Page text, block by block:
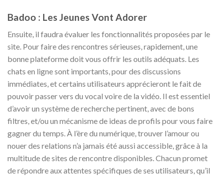
Badoo : Les Jeunes Vont Adorer
Ensuite, il faudra évaluer les fonctionnalités proposées par le
site. Pour faire des rencontres sérieuses, rapidement, une
bonne plateforme doit vous offrir les outils adéquats. Les
chats en ligne sont importants, pour des discussions
immédiates, et certains utilisateurs apprécieront le fait de
pouvoir passer vers du vocal voire de la vidéo. Il est essentiel
d’avoir un système de recherche pertinent, avec de bons
filtres, et/ou un mécanisme de ideas de profils pour vous faire
gagner du temps. À l’ère du numérique, trouver l’amour ou
nouer des relations n’a jamais été aussi accessible, grâce à la
multitude de sites de rencontre disponibles. Chacun promet
de répondre aux attentes spécifiques de ses utilisateurs, qu’il